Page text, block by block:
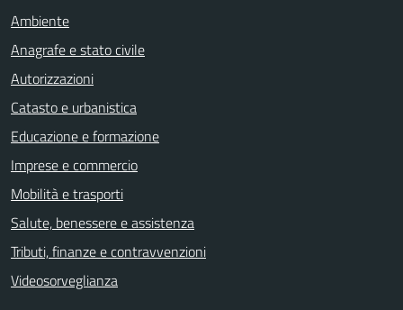
Ambiente
Anagrafe e stato civile
Autorizzazioni
Catasto e urbanistica
Educazione e formazione
Imprese e commercio
Mobilità e trasporti
Salute, benessere e assistenza
Tributi, finanze e contravvenzioni
Videosorveglianza